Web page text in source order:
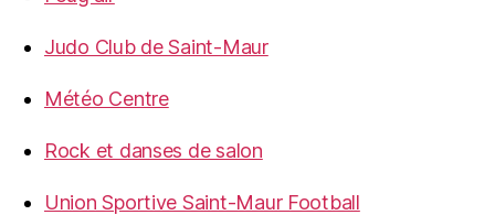
Judo Club de Saint-Maur
Météo Centre
Rock et danses de salon
Union Sportive Saint-Maur Football